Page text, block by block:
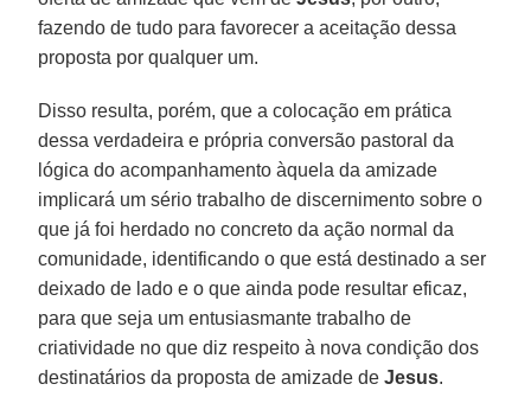
fazendo de tudo para favorecer a aceitação dessa
proposta por qualquer um.
Disso resulta, porém, que a colocação em prática
dessa verdadeira e própria conversão pastoral da
lógica do acompanhamento àquela da amizade
implicará um sério trabalho de discernimento sobre o
que já foi herdado no concreto da ação normal da
comunidade, identificando o que está destinado a ser
deixado de lado e o que ainda pode resultar eficaz,
para que seja um entusiasmante trabalho de
criatividade no que diz respeito à nova condição dos
destinatários da proposta de amizade deJesus.